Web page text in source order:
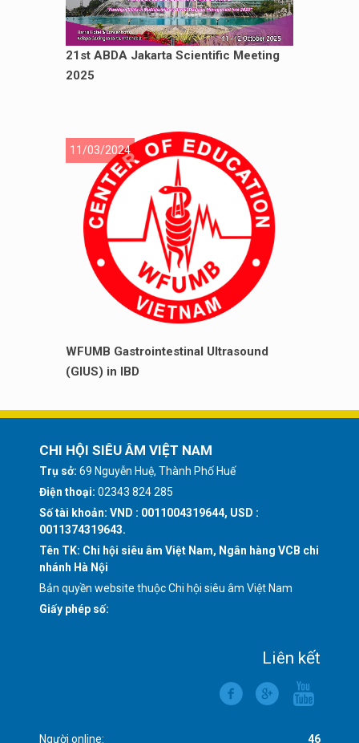
21st ABDA Jakarta Scientific Meeting
2025
11/03/2024
WFUMB Gastrointestinal Ultrasound
(GIUS) in IBD
CHI HỘI SIÊU ÂM VIỆT NAM
Trụ sở: 69 Nguyễn Huệ, Thành Phố Huế
Điện thoại: 02343 824 285
Số tài khoản: VND : 0011004319644, USD :
0011374319643.
Tên TK: Chi hội siêu âm Việt Nam, Ngân hàng VCB chi
nhánh Hà Nội
Bản quyền website thuộc Chi hội siêu âm Việt Nam
Giấy phép số:
Liên kết
Người online: 46